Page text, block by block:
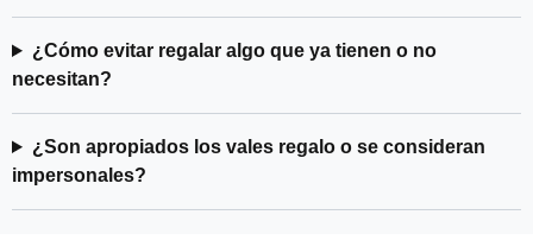
¿Cómo evitar regalar algo que ya tienen o no
necesitan?
¿Son apropiados los vales regalo o se consideran
impersonales?